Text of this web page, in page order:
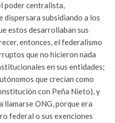
poder centralista,
dispersara subsidiando a los
estos desarrollaban sus
entonces, el federalismo
que no hicieron nada
en sus entidades;
que crecían como
con Peña Nieto), y
llamarse ONG, porque era
federal o sus exenciones